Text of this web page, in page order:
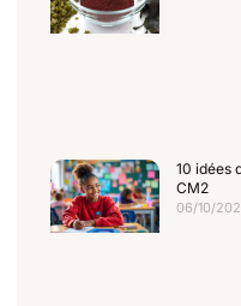
10 idées
CM2
06/10/